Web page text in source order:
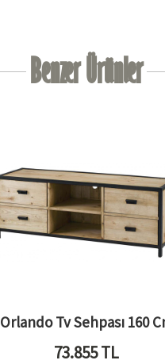
Benzer Ürünler
Orlando Tv Sehpası 160
73.855TL